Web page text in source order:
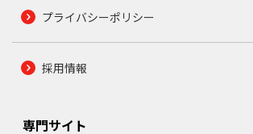
プライバシーポリシー
採用情報
専門サイト